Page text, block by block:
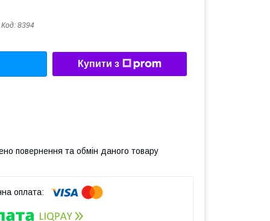
Код: 8394
Купити з
повернення та обмін даного товару